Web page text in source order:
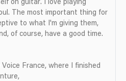
on guitar. I love playing
The most important thing for
to what I'm giving them,
of course, have a good time.
France, where I finished